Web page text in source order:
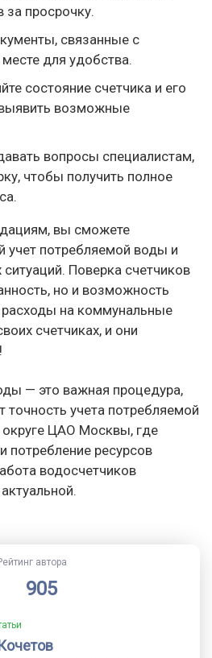
просрочку.
связанные с
для удобства.
состояние счетчика и его
возможные
вопросы специалистам,
чтобы получить полное
вы сможете
учет потребляемой воды и
Поверка счетчиков
но и возможность
расходы на коммунальные
счетчиках, и они
— это важная процедура,
точность учета потребляемой
ЦАО Москвы, где
потребление ресурсов
водосчетчиков
автора
905